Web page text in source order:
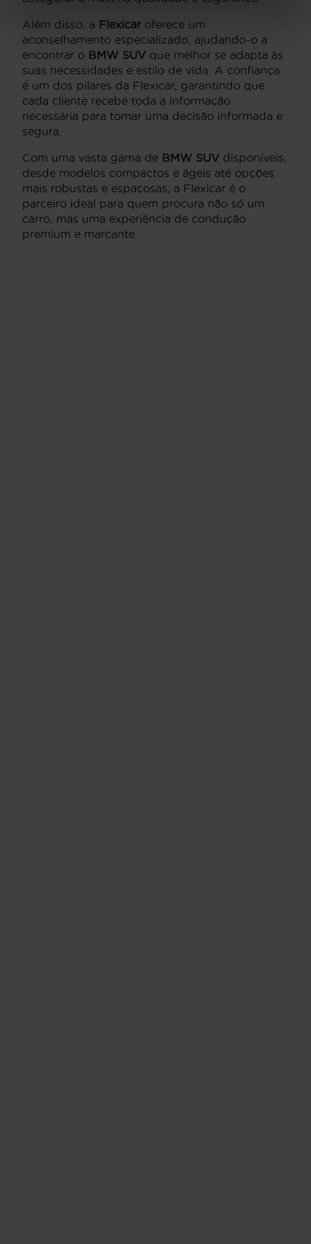
Além disso, a Flexicaroferece um
aconselhamento especializado, ajudando-o a
encontrar o BMW SUV que melhor se adapta às
suas necessidades e estilo de vida. A confiança
é um dos pilares da Flexicar, garantindo que
cada cliente recebe toda a informação
necessária para tomar uma decisão informada e
segura.
Com uma vasta gama de BMW SUV disponíveis,
desde modelos compactos e ágeis até opções
mais robustas e espaçosas, a Flexicar é o
parceiro ideal para quem procura não só um
carro, mas uma experiência de condução
premium e marcante.